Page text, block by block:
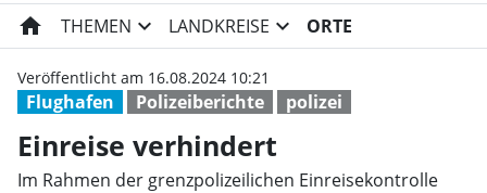
home THEMEN expand_more LANDKREISE expand_more ORTE
Flughafen Polizeiberichte polizei
Veröffentlicht am 16.08.2024 10:21
Einreise verhindert
Im Rahmen der grenzpolizeilichen Einreisekontrolle